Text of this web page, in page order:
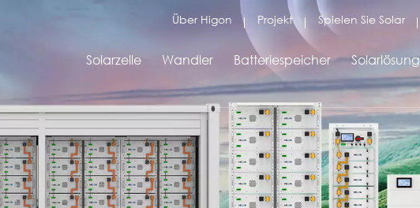
Über Higon Projekt Spielen Sie Solar
Solarzelle Wandler Batteriespeicher Solarlösung